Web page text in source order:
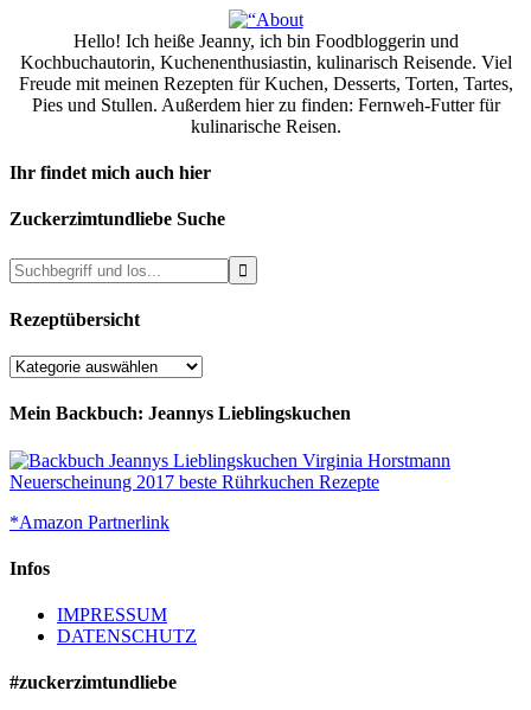
Hello! Ich heiße Jeanny, ich bin Foodbloggerin und
Kochbuchautorin, Kuchenenthusiastin, kulinarisch Reisende. Viel
Freude mit meinen Rezepten für Kuchen, Desserts, Torten, Tartes,
Pies und Stullen. Außerdem hier zu finden: Fernweh-Futter für
kulinarische Reisen.
Ihr findet mich auch hier
Zuckerzimtundliebe Suche
Rezeptübersicht
Rezeptübersicht
Mein Backbuch: Jeannys Lieblingskuchen
*Amazon Partnerlink
Infos
IMPRESSUM
DATENSCHUTZ
#zuckerzimtundliebe